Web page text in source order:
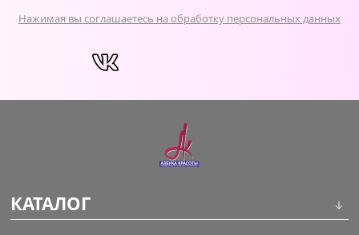
Нажимая вы соглашаетесь на обработку персональных данных
КАТАЛОГ